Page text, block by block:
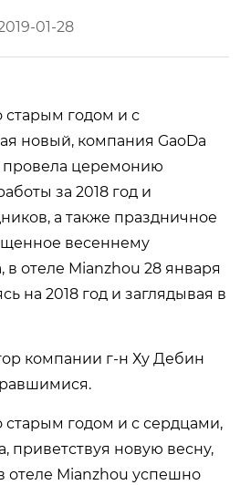
01-28
годом и с
новый, компания GaoDa
церемонию
за 2018 год и
а также праздничное
весеннему
в отеле Mianzhou 28 января
на 2018 год и заглядывая в
компании г-н Ху Дебин
годом и с сердцами,
приветствуя новую весну,
отеле Mianzhou успешно